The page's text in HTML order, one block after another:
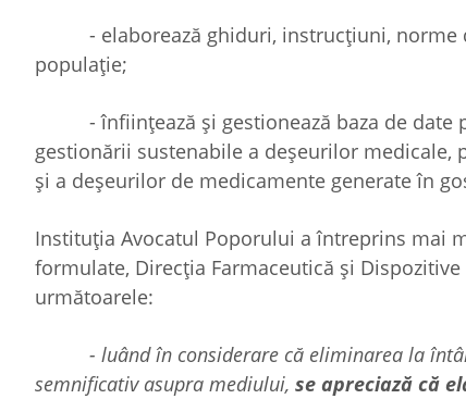
- elaborează ghiduri, instrucțiuni, norme
populație;
- înființează şi gestionează baza de date
gestionării sustenabile a deșeurilor
şi a deșeurilor de medicamente generate în
Instituția Avocatul Poporului a întreprins mai
formulate, Direcția Farmaceutică și
următoarele:
- luând în considerare că eliminarea la
semnificativ asupra mediului, se apreciază că